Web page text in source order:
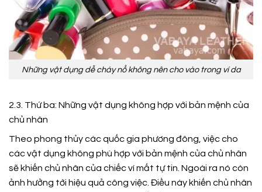
Những vật dụng dễ cháy nổ không nên cho vào trong ví da
2.3. Thứ ba: Những vật dụng không hợp với bản mệnh của
chủ nhân
Theo phong thủy các quốc gia phương đông, việc cho
các vật dụng không phù hợp với bản mệnh của chủ nhân
sẽ khiến chủ nhân của chiếc ví mất tự tin. Ngoài ra nó còn
ảnh hưởng tới hiệu quả công việc. Điều này khiến chủ nhân